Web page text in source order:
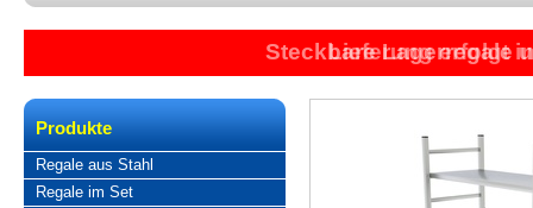
Steckbare Lagerregale
Lieferung erfolgt
Produkte
Regale aus Stahl
Regale im Set